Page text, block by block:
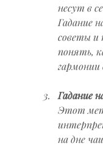
несут в
Гадание
советы и
понять,
Гадание
Этот
на дне